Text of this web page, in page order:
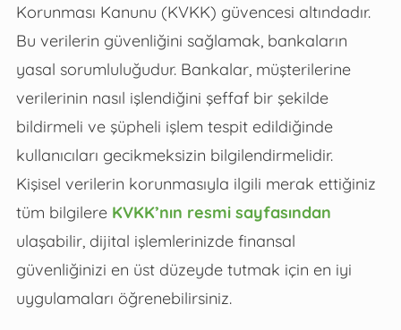
Korunması Kanunu (KVKK) güvencesi altındadır.
Bu verilerin güvenliğini sağlamak, bankaların
yasal sorumluluğudur. Bankalar, müşterilerine
verilerinin nasıl işlendiğini şeffaf bir şekilde
bildirmeli ve şüpheli işlem tespit edildiğinde
kullanıcıları gecikmeksizin bilgilendirmelidir.
Kişisel verilerin korunmasıyla ilgili merak ettiğiniz
tüm bilgilere KVKK’nın resmi sayfasından
ulaşabilir, dijital işlemlerinizde finansal
güvenliğinizi en üst düzeyde tutmak için en iyi
uygulamaları öğrenebilirsiniz.